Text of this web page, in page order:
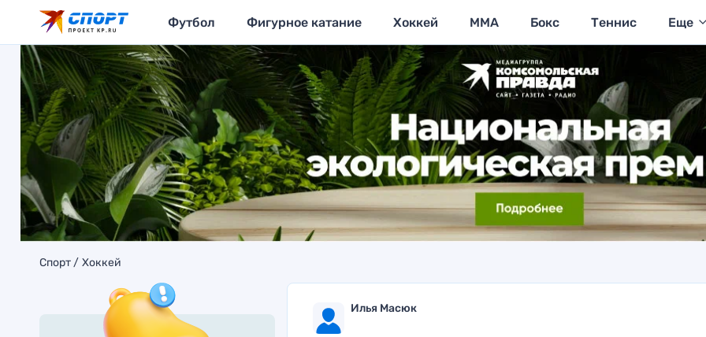
Футбол Фигурное катание Хоккей MMA Бокс Теннис Еще
Спорт Хоккей
Илья Масюк